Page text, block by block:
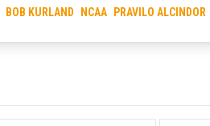
BOB KURLAND NCAA PRAVILO ALCINDOR